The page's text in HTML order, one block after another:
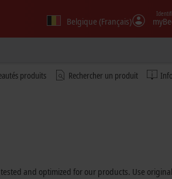
Belgique (Français)
produits Rechercher un produit
and optimized for our products. Use